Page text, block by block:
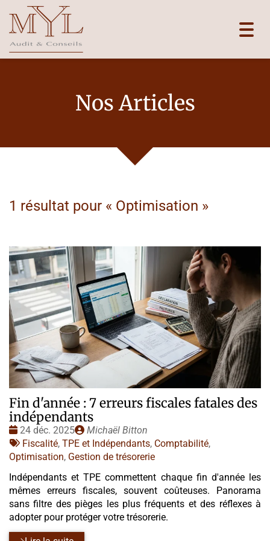
Nos Articles
1 résultat pour « Optimisation »
Fin d'année : 7 erreurs fiscales fatales des
indépendants
Date
:
24 déc. 2025
Publié
par
Michaël Bitton
Tags
:
Fiscalité, TPE et Indépendants, Comptabilité,
Optimisation, Gestion de trésorerie
Indépendants et TPE commettent chaque fin d'année les
mêmes erreurs fiscales, souvent coûteuses. Panorama
sans filtre des pièges les plus fréquents et des réflexes à
adopter pour protéger votre trésorerie.